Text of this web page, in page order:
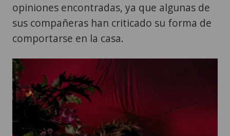
opiniones encontradas, ya que algunas de
sus compañeras han criticado su forma de
comportarse en la casa.